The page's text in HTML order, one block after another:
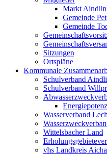
Markt
Gemeinde
Gemeinde
Sitzungen
Ortspläne
Kommunale
Schulverband
Schulverband
Wasserverband
Wittelsbacher Land
vhs Landkreis